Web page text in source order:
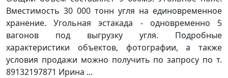
Вместимость 30 000 тонн угля на единовременное
хранение. Угольная эстакада - одновременно 5
вагонов под выгрузку угля. Подробные
характеристики объектов, фотографии, а также
условия продажи можно получить по запросу по т.
89132197871 Ирина ...